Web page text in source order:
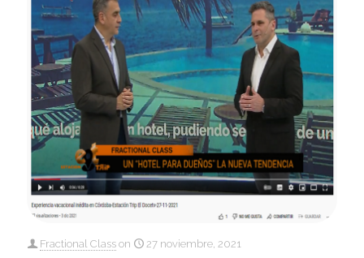
Fractional Class on 27 noviembre, 2021